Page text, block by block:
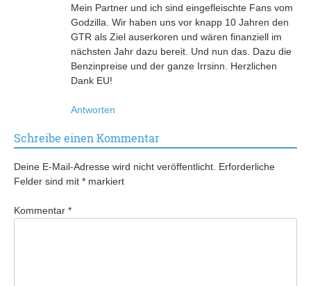
Mein Partner und ich sind eingefleischte Fans vom
Godzilla. Wir haben uns vor knapp 10 Jahren den
GTR als Ziel auserkoren und wären finanziell im
nächsten Jahr dazu bereit. Und nun das. Dazu die
Benzinpreise und der ganze Irrsinn. Herzlichen
Dank EU!
Antworten
Schreibe einen Kommentar
Deine E-Mail-Adresse wird nicht veröffentlicht. Erforderliche
Felder sind mit * markiert
Kommentar *